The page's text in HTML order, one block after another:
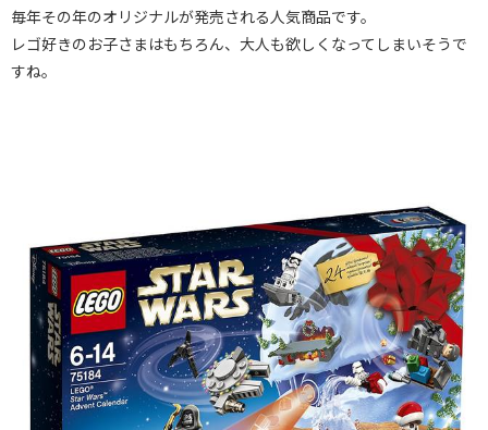
毎年その年のオリジナルが発売される人気商品です。
レゴ好きのお子さまはもちろん、大人も欲しくなってしまいそうで
すね。